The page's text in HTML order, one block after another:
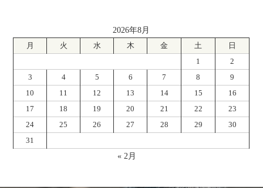
2026年8月
月 火 水 木 金 土
日
1
2
3
4 5 6 7 8
9
10
11 12 13 14 15
16
17
18 19 20 21 22
23
24
25 26 27 28 29
30
31
« 2月